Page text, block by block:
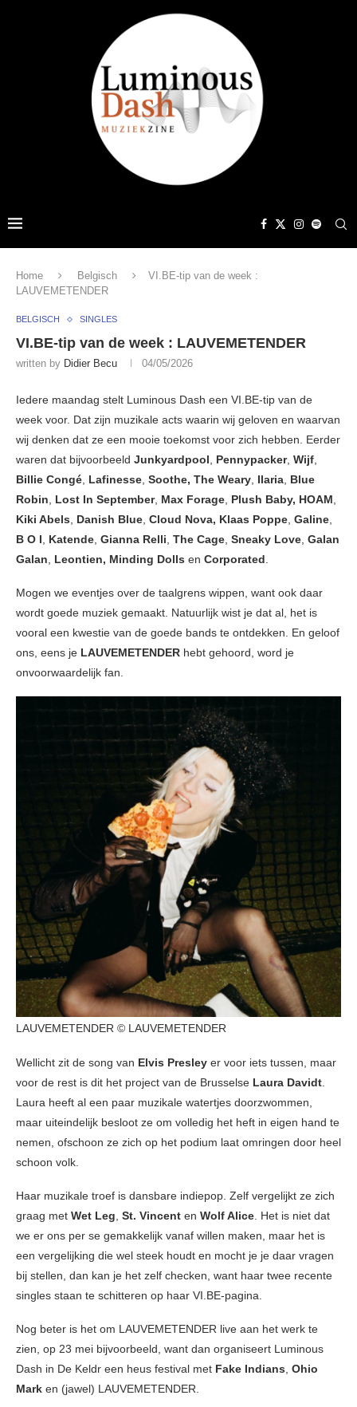
Home Belgisch
VI.BE-tip van de week :
LAUVEMETENDER
BELGISCH SINGLES
VI.BE-tip van de week : LAUVEMETENDER
written by Didier Becu 04/05/2026
Iedere maandag stelt Luminous Dash een VI.BE-tip van de
week voor. Dat zijn muzikale acts waarin wij geloven en waarvan
wij denken dat ze een mooie toekomst voor zich hebben. Eerder
waren dat bijvoorbeeld Junkyardpool, Pennypacker, Wijf,
Billie Congé, Lafinesse, Soothe, The Weary, Ilaria, Blue
Robin, Lost In September, Max Forage, Plush Baby, HOAM,
Kiki Abels, Danish Blue, Cloud Nova, Klaas Poppe, Galine,
B O I, Katende, Gianna Relli, The Cage, Sneaky Love, Galan
Galan, Leontien, Minding Dolls en Corporated.
Mogen we eventjes over de taalgrens wippen, want ook daar
wordt goede muziek gemaakt. Natuurlijk wist je dat al, het is
vooral een kwestie van de goede bands te ontdekken. En geloof
ons, eens je LAUVEMETENDER hebt gehoord, word je
onvoorwaardelijk fan.
LAUVEMETENDER © LAUVEMETENDER
Wellicht zit de song van Elvis Presley er voor iets tussen, maar
voor de rest is dit het project van de Brusselse Laura Davidt
Laura heeft al een paar muzikale watertjes doorzwommen,
maar uiteindelijk besloot ze om volledig het heft in eigen hand te
nemen, ofschoon ze zich op het podium laat omringen door heel
schoon volk.
Haar muzikale troef is dansbare indiepop. Zelf vergelijkt ze zich
graag met Wet Leg St. Vincent en Wolf Alice . Het is niet dat
we er ons per se gemakkelijk vanaf willen maken, maar het is
een vergelijking die wel steek houdt en mocht je je daar vragen
bij stellen, dan kan je het zelf checken, want haar twee recente
singles staan te schitteren op haar VI.BE-pagina.
Nog beter is het om LAUVEMETENDER live aan het werk te
zien, op 23 mei bijvoorbeeld, want dan organiseert Luminous
Dash in De Keldr een heus festival met Fake Indians Ohio
Mark en (jawel) LAUVEMETENDER.